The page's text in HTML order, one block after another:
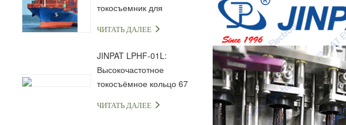
токосъемник для
промышленной техники
ЧИТАТЬ ДАЛЕЕ
JINPAT LPHF-01L:
Высокочастотное
токосъёмное кольцо 67
ЧИТАТЬ ДАЛЕЕ